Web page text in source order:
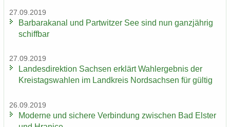
27.09.2019
Bar­ba­ra­ka­nal und Part­wit­zer See sind nun ganz­jäh­rig
schiff­bar
27.09.2019
Lan­des­di­rek­ti­on Sach­sen er­klärt Wahl­er­geb­nis der
Kreis­tags­wah­len im Land­kreis Nord­sach­sen für gül­tig
26.09.2019
Mo­der­ne und si­che­re Ver­bin­dung zwi­schen Bad Els­ter